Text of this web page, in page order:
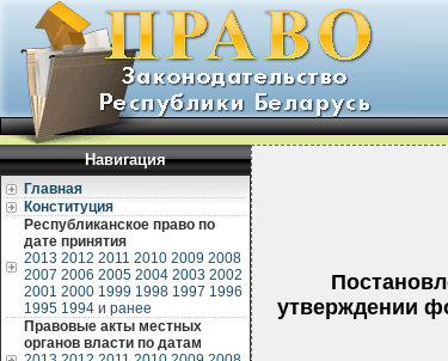
Навигация
Главная
Конституция
Республиканское право по
дате принятия
2013 2012 2011 2010 2009 2008
2007 2006 2005 2004 2003 2002
2001 2000 1999 1998 1997 1996
1995 1994 и ранее
Правовые акты местных
органов власти по датам
утверждении